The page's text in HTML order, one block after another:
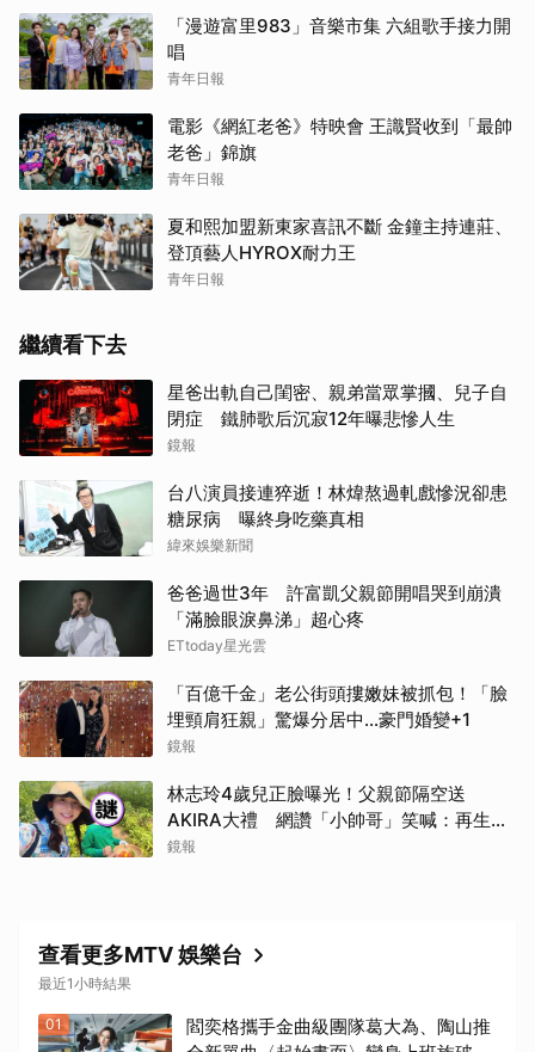
「漫遊富里983」音樂市集 六組歌手接力開
唱
青年日報
電影《網紅老爸》特映會 王識賢收到「最帥
老爸」錦旗
青年日報
夏和熙加盟新東家喜訊不斷 金鐘主持連莊、
登頂藝人HYROX耐力王
青年日報
繼續看下去
星爸出軌自己閨密、親弟當眾掌摑、兒子自
閉症 鐵肺歌后沉寂12年曝悲慘人生
鏡報
台八演員接連猝逝！林煒熬過軋戲慘況卻患
糖尿病 曝終身吃藥真相
緯來娛樂新聞
爸爸過世3年 許富凱父親節開唱哭到崩潰
「滿臉眼淚鼻涕」超心疼
ETtoday星光雲
「百億千金」老公街頭摟嫩妹被抓包！「臉
埋頸肩狂親」驚爆分居中...豪門婚變+1
鏡報
林志玲4歲兒正臉曝光！父親節隔空送
AKIRA大禮 網讚「小帥哥」笑喊：再生一
個
鏡報
查看更多MTV 娛樂台
最近1小時結果
01
閻奕格攜手金曲級團隊葛大為、陶山推